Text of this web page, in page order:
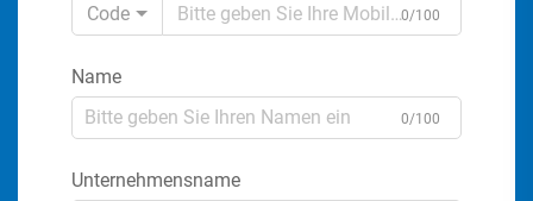
Code
0/100
Name
0/100
Unternehmensname